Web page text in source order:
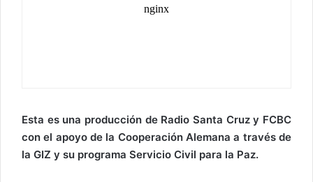
Esta es una producción de Radio Santa Cruz y FCBC
con el apoyo de la Cooperación Alemana a través de
la GIZ y su programa Servicio Civil para la Paz.